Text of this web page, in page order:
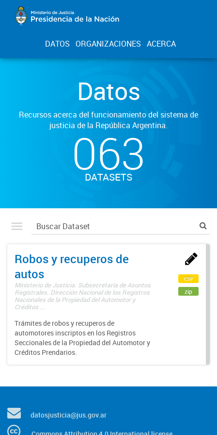
DATOS ORGANIZACIONES ACERCA
Datos
Recursos acerca del funcionamiento del sistema de
justicia de la República Argentina.
063
DATASETS
Robos y recuperos de
autos
Ministerio de Justicia. Subsecretaría de Asuntos
Registrales. Dirección Nacional de los Registros
Nacionales de la Propiedad del Automotor y
Créditos ...
Trámites de robos y recuperos de
automotores inscriptos en los Registros
Seccionales de la Propiedad del Automotor y
Créditos Prendarios.
csv
zip
datosjusticia@jus.gov.ar